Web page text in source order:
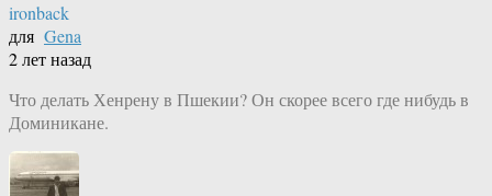
ironback
для Gena
2 лет назад
Что делать Хенрену в Пшекии? Он скорее всего где нибудь в
Доминикане.